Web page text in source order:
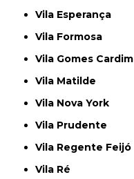
Vila Esperança
Vila Formosa
Vila Gomes Cardim
Vila Matilde
Vila Nova York
Vila Prudente
Vila Regente Feijó
Vila Ré